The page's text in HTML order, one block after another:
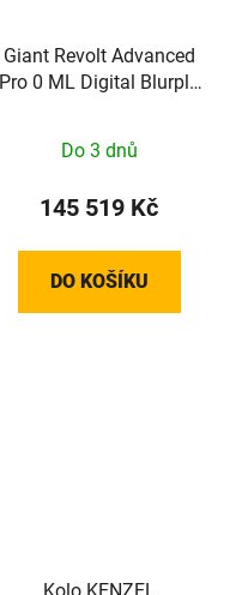
Giant Revolt Advanced
Pro 0 ML Digital Blurple
Do 3 dnů
145 519 Kč
DO KOŠÍKU